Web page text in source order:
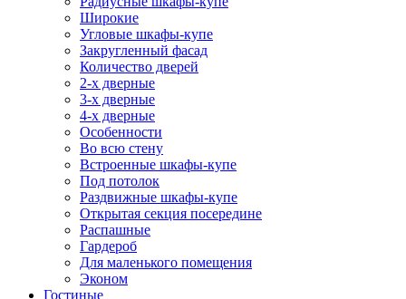
Широкие
Угловые шкафы-купе
Закругленный фасад
Количество дверей
2-х дверные
3-х дверные
4-х дверные
Особенности
Во всю стену
Встроенные шкафы-купе
Под потолок
Раздвижные шкафы-купе
Открытая секция посередине
Распашные
Гардероб
Для маленького помещения
Эконом
Гостиные